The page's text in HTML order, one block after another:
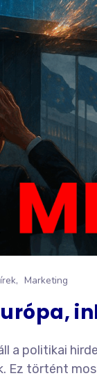
Marketing
a politikai
Ez történt